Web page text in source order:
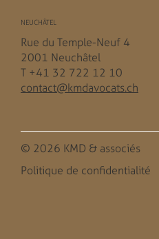
NEUCHÂTEL
Rue du Temple-Neuf 4
2001 Neuchâtel
T +41 32 722 12 10
contact@kmdavocats.ch
© 2026 KMD & associés
Politique de confidentialité